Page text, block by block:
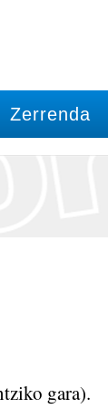
Zerrenda
gara).